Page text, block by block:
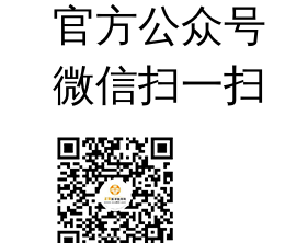
官方公众号
微信扫一扫